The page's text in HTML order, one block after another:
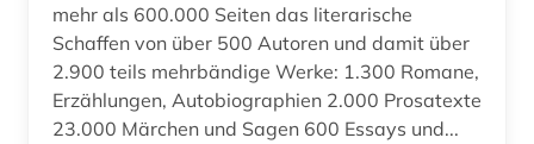
mehr als 600.000 Seiten das literarische
Schaffen von über 500 Autoren und damit über
2.900 teils mehrbändige Werke: 1.300 Romane,
Erzählungen, Autobiographien 2.000 Prosatexte
23.000 Märchen und Sagen 600 Essays und...